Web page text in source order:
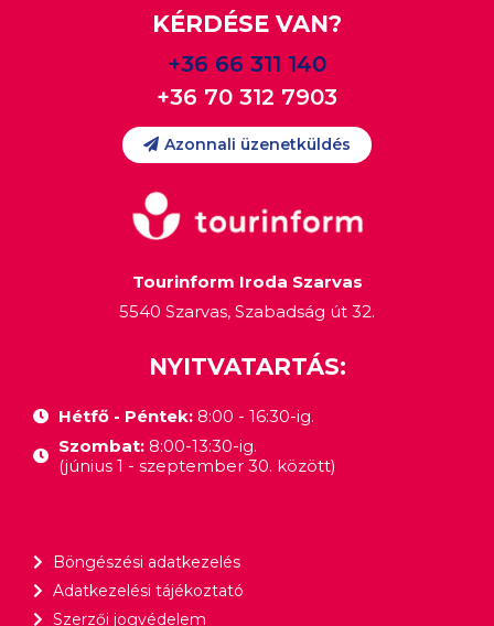
KÉRDÉSE VAN?
+36 66 311 140
+36 70 312 7903
Azonnali üzenetküldés
Tourinform Iroda Szarvas
5540 Szarvas, Szabadság út 32.
NYITVATARTÁS:
Hétfő - Péntek:8:00 - 16:30-ig.
Szombat: 8:00-13:30-ig.
(június 1 - szeptember 30. között)
Böngészési adatkezelés
Adatkezelési tájékoztató
Szerzői jogvédelem